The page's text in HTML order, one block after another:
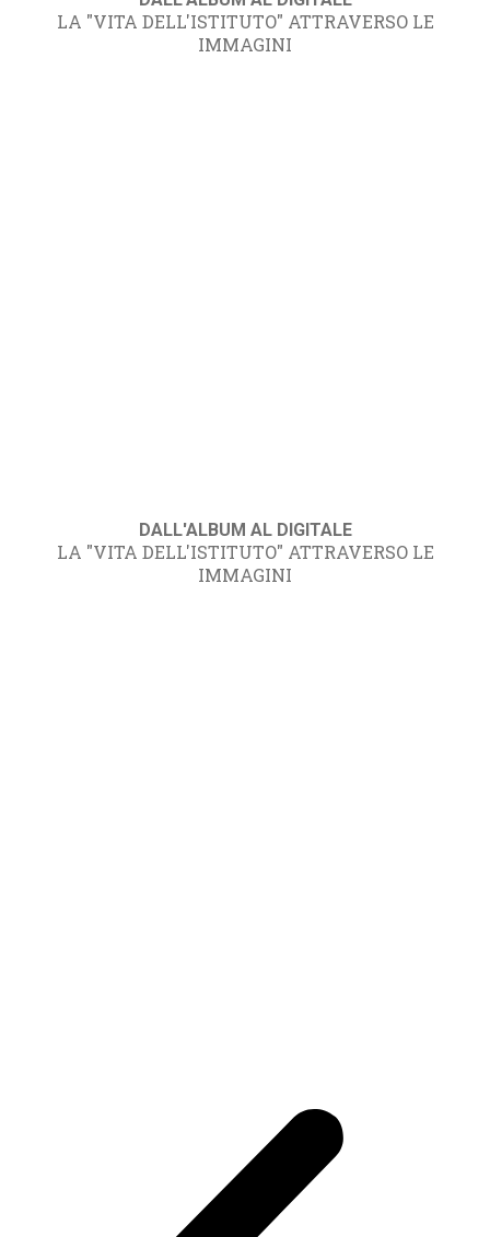
LA "VITA DELL'ISTITUTO" ATTRAVERSO LE
IMMAGINI
DALL'ALBUM AL DIGITALE
LA "VITA DELL'ISTITUTO" ATTRAVERSO LE
IMMAGINI